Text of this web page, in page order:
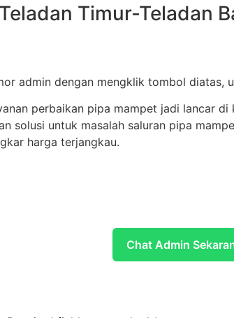
Timur-Teladan
admin dengan mengklik tombol diatas,
perbaikan pipa mampet jadi lancar
solusi untuk masalah saluran pipa
harga terjangkau.
Chat Admin